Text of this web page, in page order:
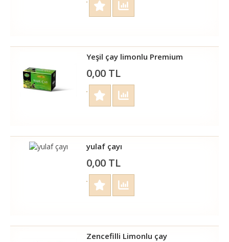
Yeşil çay limonlu Premium
0,00 TL
yulaf çayı
0,00 TL
Zencefilli Limonlu çay